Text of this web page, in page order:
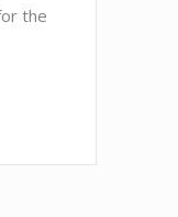
the